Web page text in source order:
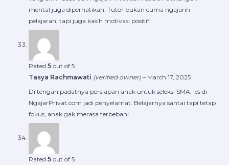
mental juga diperhatikan. Tutor bukan cuma ngajarin
pelajaran, tapi juga kasih motivasi positif.
Rated 5 out of 5
Tasya Rachmawati (verified owner) – March 17, 2025
Di tengah padatnya persiapan anak untuk seleksi SMA, les di
NgajarPrivat.com jadi penyelamat. Belajarnya santai tapi tetap
fokus, anak gak merasa terbebani.
Rated 5 out of 5